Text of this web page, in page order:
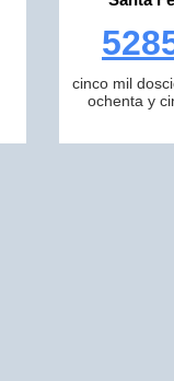
cinco mil
ochenta y